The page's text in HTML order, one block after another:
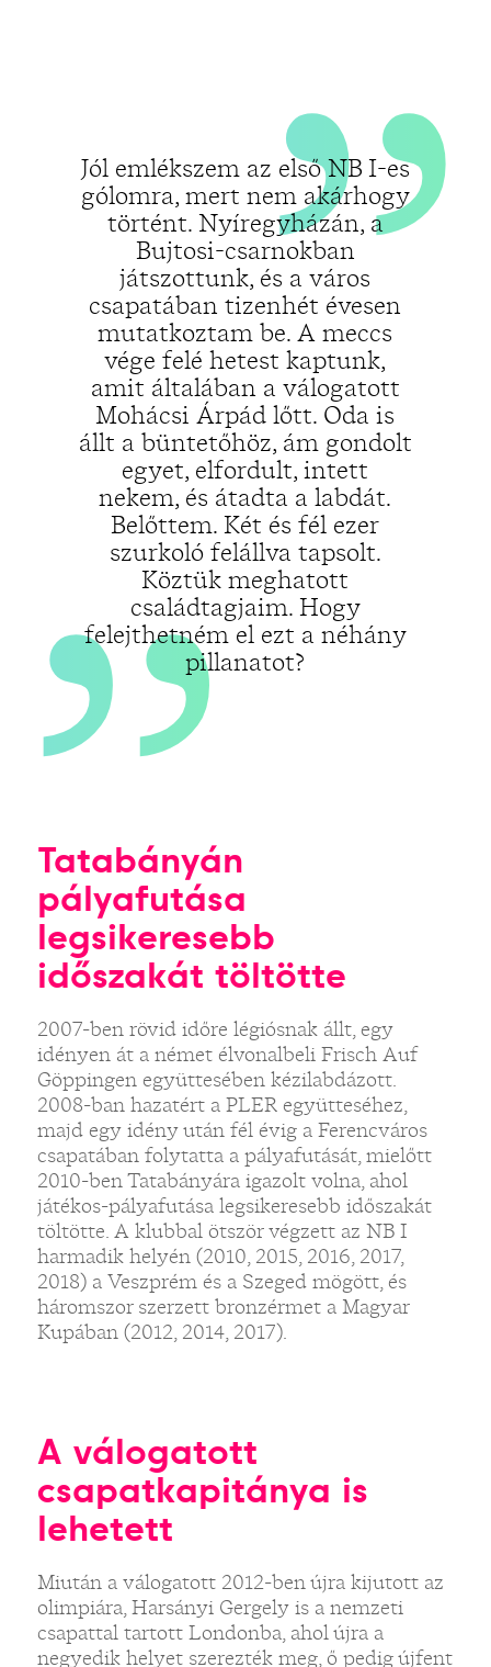
Jól emlékszem az első NB I-es
gólomra, mert nem akárhogy
történt. Nyíregyházán, a
Bujtosi-csarnokban
játszottunk, és a város
csapatában tizenhét évesen
mutatkoztam be. A meccs
vége felé hetest kaptunk,
amit általában a válogatott
Mohácsi Árpád lőtt. Oda is
állt a büntetőhöz, ám gondolt
egyet, elfordult, intett
nekem, és átadta a labdát.
Belőttem. Két és fél ezer
szurkoló felállva tapsolt.
Köztük meghatott
családtagjaim. Hogy
felejthetném el ezt a néhány
pillanatot?
„
Tatabányán
pályafutása
legsikeresebb
időszakát töltötte
2007-ben rövid időre légiósnak állt, egy
idényen át a német élvonalbeli Frisch Auf
Göppingen együttesében kézilabdázott.
2008-ban hazatért a PLER együtteséhez,
majd egy idény után fél évig a Ferencváros
csapatában folytatta a pályafutását, mielőtt
2010-ben Tatabányára igazolt volna, ahol
játékos-pályafutása legsikeresebb időszakát
töltötte. A klubbal ötször végzett az NB I
harmadik helyén (2010, 2015, 2016, 2017,
2018) a Veszprém és a Szeged mögött, és
háromszor szerzett bronzérmet a Magyar
Kupában (2012, 2014, 2017).
A válogatott
csapatkapitánya is
lehetett
Miután a válogatott 2012-ben újra kijutott az
olimpiára, Harsányi Gergely is a nemzeti
csapattal tartott Londonba, ahol újra a
negyedik helyet szerezték meg, ő pedig újfent